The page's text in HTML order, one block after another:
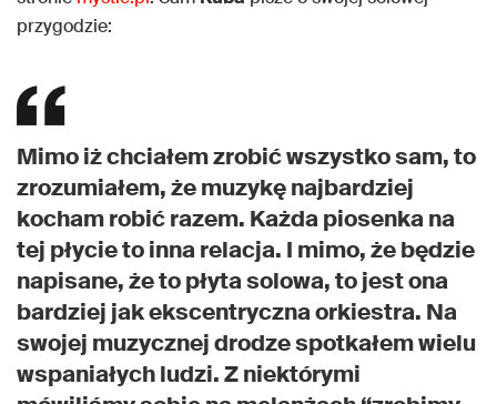
przygodzie:
Mimo iż chciałem zrobić wszystko sam, to
zrozumiałem, że muzykę najbardziej
kocham robić razem. Każda piosenka na
tej płycie to inna relacja. I mimo, że będzie
napisane, że to płyta solowa, to jest ona
bardziej jak ekscentryczna orkiestra. Na
swojej muzycznej drodze spotkałem wielu
wspaniałych ludzi. Z niektórymi